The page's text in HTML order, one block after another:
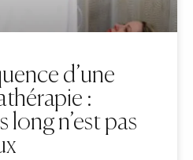
d’une
:
n’est pas